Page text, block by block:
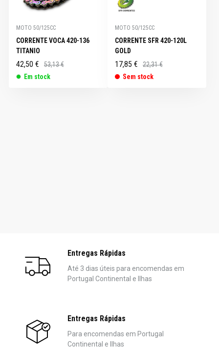
MOTO 50/125CC
CORRENTE VOCA 420-136
TITANIO
42,50 €
53,13 €
Em stock
MOTO 50/125CC
CORRENTE SFR 420-120L
GOLD
17,85 €
22,31 €
Sem stock
Entregas Rápidas
Até 3 dias úteis para encomendas em
Portugal Continental e Ilhas
Entregas Rápidas
Para encomendas em Portugal
Continental e Ilhas